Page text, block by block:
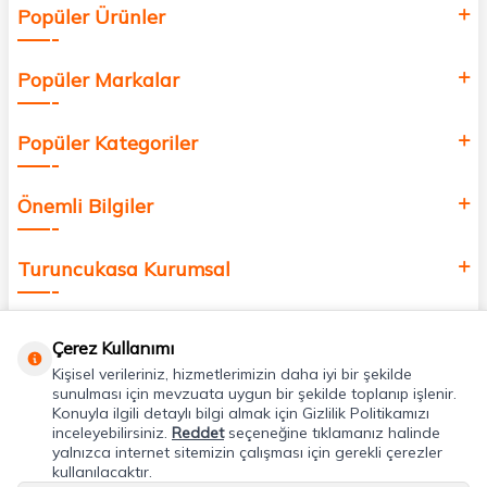
değer katmak için bize katılın!
Popüler Ürünler
Popüler Markalar
Popüler Kategoriler
Önemli Bilgiler
Turuncukasa Kurumsal
Uygulamalarımız
Adres & İletişim
Çerez Kullanımı
Kişisel verileriniz, hizmetlerimizin daha iyi bir şekilde
sunulması için mevzuata uygun bir şekilde toplanıp işlenir.
Konuyla ilgili detaylı bilgi almak için Gizlilik Politikamızı
inceleyebilirsiniz. Reddetseçeneğine tıklamanız halinde
yalnızca internet sitemizin çalışması için gerekli çerezler
kullanılacaktır.